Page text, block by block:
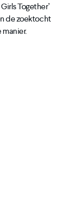
Together’
de zoektocht